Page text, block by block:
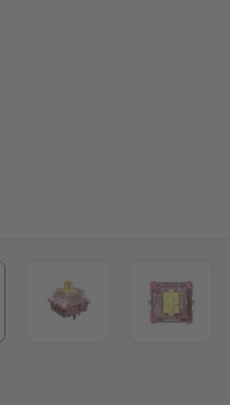
larger image View